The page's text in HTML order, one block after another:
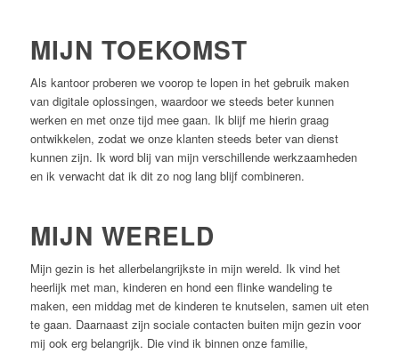
MIJN TOEKOMST
Als kantoor proberen we voorop te lopen in het gebruik maken
van digitale oplossingen, waardoor we steeds beter kunnen
werken en met onze tijd mee gaan. Ik blijf me hierin graag
ontwikkelen, zodat we onze klanten steeds beter van dienst
kunnen zijn. Ik word blij van mijn verschillende werkzaamheden
en ik verwacht dat ik dit zo nog lang blijf combineren.
MIJN WERELD
Mijn gezin is het allerbelangrijkste in mijn wereld. Ik vind het
heerlijk met man, kinderen en hond een flinke wandeling te
maken, een middag met de kinderen te knutselen, samen uit eten
te gaan. Daarnaast zijn sociale contacten buiten mijn gezin voor
mij ook erg belangrijk. Die vind ik binnen onze familie,